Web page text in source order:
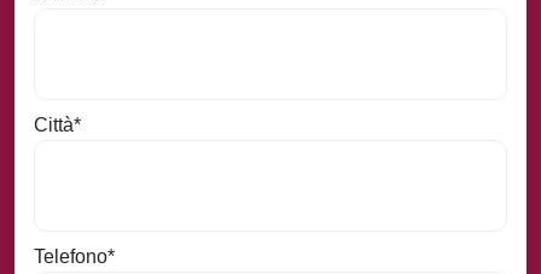
Città*
Telefono*